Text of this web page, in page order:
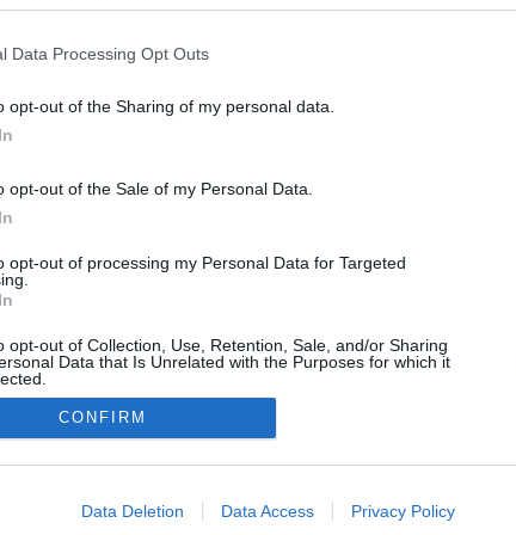
Data Processing Opt Outs
opt-out of the Sharing of my personal data.
opt-out of the Sale of my Personal Data.
opt-out of processing my Personal Data for Targeted
opt-out of Collection, Use, Retention, Sale, and/or Sharing
Data that Is Unrelated with the Purposes for which it
allow Google to enable storage related to advertising like cookies on
CONFIRM
Data Deletion Data Access Privacy Policy
NÉPI